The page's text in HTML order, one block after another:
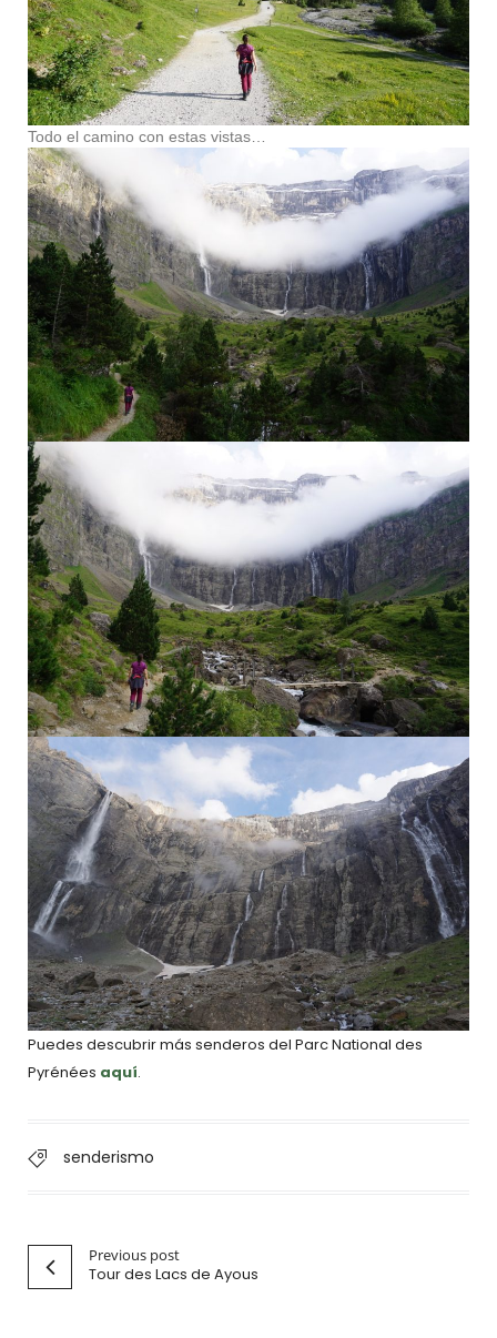
Todo el camino con estas vistas…
Puedes descubrir más senderos del Parc National des
Pyrénées aquí.
senderismo
Previous post
Tour des Lacs de Ayous